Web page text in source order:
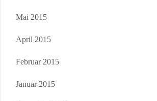
Mai 2015
April 2015
Februar 2015
Januar 2015